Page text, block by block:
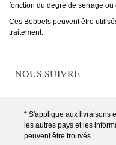
fonction du degré de serrage
Ces Bobbels peuvent être
traitement.
NOUS SUIVRE
* S'applique aux livraisons
les autres pays et les
peuvent être trouvés.